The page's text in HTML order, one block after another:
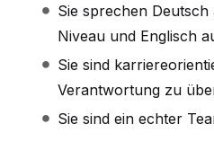
Sie sprechen
Niveau und Englisch
Sie sind
Verantwortung zu
Sie sind ein echter